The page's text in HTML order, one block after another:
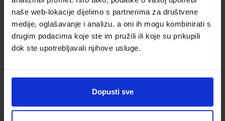
naše web-lokacije dijelimo s partnerima za društvene
medije, oglašavanje i analizu, a oni ih mogu kombinirati s
drugim podacima koje ste im pružili ili koje su prikupili
dok ste upotrebljavali njihove usluge.
Dopusti sve
prirodoslovno matematičkih i prirodoslovnih gimnazija
Autor(i):
Nikola Dmitrović Sanja Grabusin Zvonimir Bujanović
Nakladnik:
UDŽBENIK.HR d.o.o. Registarski broj ministarstva:
SKU:567638 CIJENA:31,08 €
ŠIFRA OMOTA: